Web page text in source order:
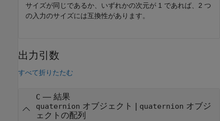
サイズが同じであるか、いずれかの次元が 1 であれば、2 つ
の入力のサイズには互換性があります。
出力引数
すべて折りたたむ
C — 結果
quaternion オブジェクト | quaternion オブジ
ェクトの配列